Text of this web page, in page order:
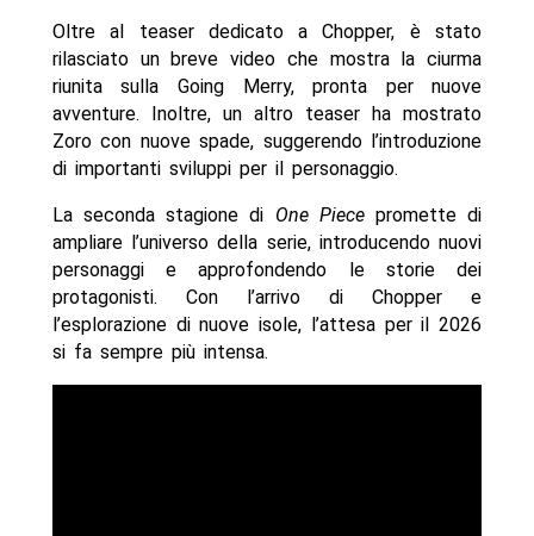
Oltre al teaser dedicato a Chopper, è stato
rilasciato un breve video che mostra la ciurma
riunita sulla Going Merry, pronta per nuove
avventure. Inoltre, un altro teaser ha mostrato
Zoro con nuove spade, suggerendo l’introduzione
di importanti sviluppi per il personaggio.
La seconda stagione di One Piecepromette di
ampliare l’universo della serie, introducendo nuovi
personaggi e approfondendo le storie dei
protagonisti. Con l’arrivo di Chopper e
l’esplorazione di nuove isole, l’attesa per il 2026
si fa sempre più intensa.